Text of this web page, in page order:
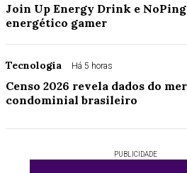
Join Up Energy Drink e
energético gamer
Tecnologia Há 5 horas
Censo 2026 revela dados do
condominial brasileiro
PUBLICIDADE